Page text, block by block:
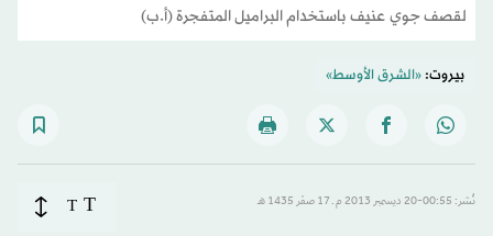
لقصف جوي عنيف باستخدام البراميل المتفجرة (أ.ب)
بيروت:«الشرق الأوسط»
نُشر: 00:55-20 ديسمبر 2013 م ـ 17 صفَر 1435 هـ T
T